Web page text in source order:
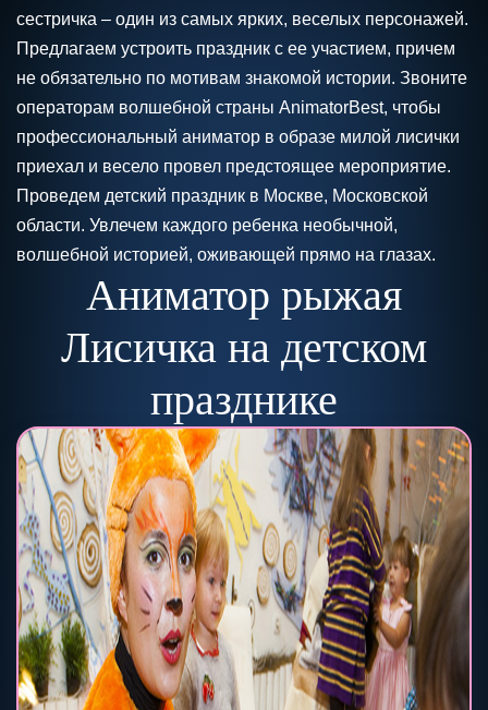
сестричка – один из самых ярких, веселых персонажей.
Предлагаем устроить праздник с ее участием, причем
не обязательно по мотивам знакомой истории. Звоните
операторам волшебной страны AnimatorBest, чтобы
профессиональный аниматор в образе милой лисички
приехал и весело провел предстоящее мероприятие.
Проведем детский праздник в Москве, Московской
области. Увлечем каждого ребенка необычной,
волшебной историей, оживающей прямо на глазах.
Аниматор рыжая
Лисичка на детском
празднике